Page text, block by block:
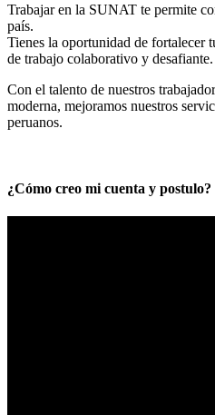
Trabajar en la SUNAT te permite
país.
Tienes la oportunidad de fortalecer
de trabajo colaborativo y desafiante.
Con el talento de nuestros
moderna, mejoramos nuestros
peruanos.
¿Cómo creo mi cuenta y postulo?